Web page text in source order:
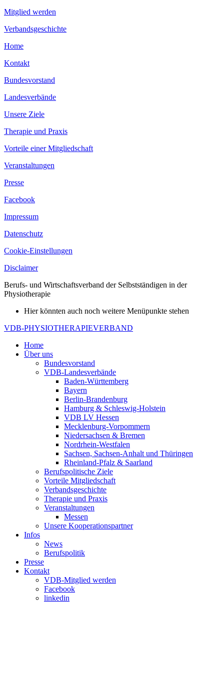
Mitglied werden
Verbandsgeschichte
Home
Kontakt
Bundesvorstand
Landesverbände
Unsere Ziele
Therapie und Praxis
Vorteile einer Mitgliedschaft
Veranstaltungen
Presse
Facebook
Impressum
Datenschutz
Cookie-Einstellungen
Disclaimer
Berufs- und Wirtschaftsverband der Selbstständigen in der
Physiotherapie
Hier könnten auch noch weitere Menüpunkte stehen
VDB-PHYSIOTHERAPIEVERBAND
Home
Über uns
Bundesvorstand
VDB-Landesverbände
Baden-Württemberg
Bayern
Berlin-Brandenburg
Hamburg & Schleswig-Holstein
VDB LV Hessen
Mecklenburg-Vorpommern
Niedersachsen & Bremen
Nordrhein-Westfalen
Sachsen, Sachsen-Anhalt und Thüringen
Rheinland-Pfalz & Saarland
Berufspolitische Ziele
Vorteile Mitgliedschaft
Verbandsgeschichte
Therapie und Praxis
Veranstaltungen
Messen
Unsere Kooperationspartner
Infos
News
Berufspolitik
Presse
Kontakt
VDB-Mitglied werden
Facebook
linkedin